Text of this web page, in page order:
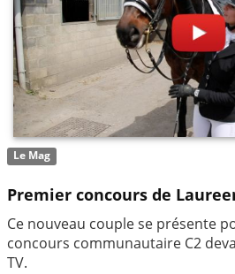
Le Mag
Premier concours de
Ce nouveau couple se présente
concours communautaire C2
TV.